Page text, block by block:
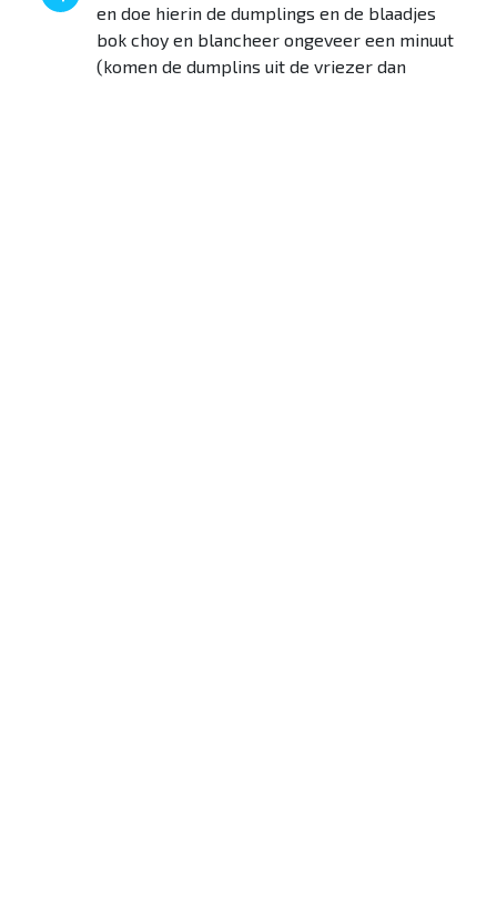
en doe hierin de dumplings en de blaadjes
bok choy en blancheer ongeveer een minuut
(komen de dumplins uit de vriezer dan